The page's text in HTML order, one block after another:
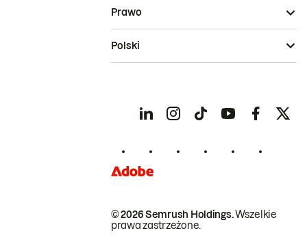
© 2026 Semrush Holdings.Wszelkie
prawa zastrzeżone.
Prawo
Polski